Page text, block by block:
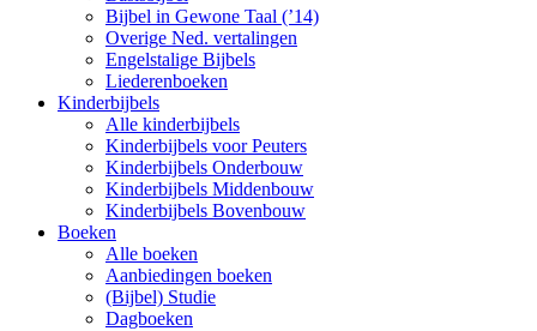
Bijbel in Gewone Taal (’14)
Overige Ned. vertalingen
Engelstalige Bijbels
Liederenboeken
Kinderbijbels
Alle kinderbijbels
Kinderbijbels voor Peuters
Kinderbijbels Onderbouw
Kinderbijbels Middenbouw
Kinderbijbels Bovenbouw
Boeken
Alle boeken
Aanbiedingen boeken
(Bijbel) Studie
Dagboeken